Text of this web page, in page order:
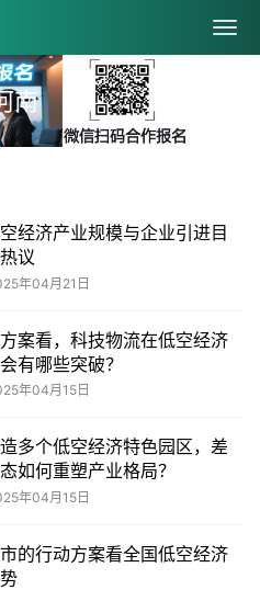
南
经济产业规模与企业引进目
议
年04月21日
案看，科技物流在低空经济
有哪些突破？
年04月15日
多个低空经济特色园区，差
如何重塑产业格局？
年04月15日
的行动方案看全国低空经济